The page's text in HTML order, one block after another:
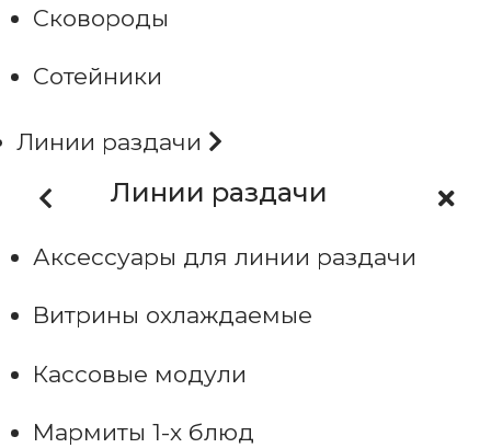
Сковороды
Сотейники
Линии раздачи
Линии раздачи
Аксессуары для линии раздачи
Витрины охлаждаемые
Кассовые модули
Мармиты 1-х блюд